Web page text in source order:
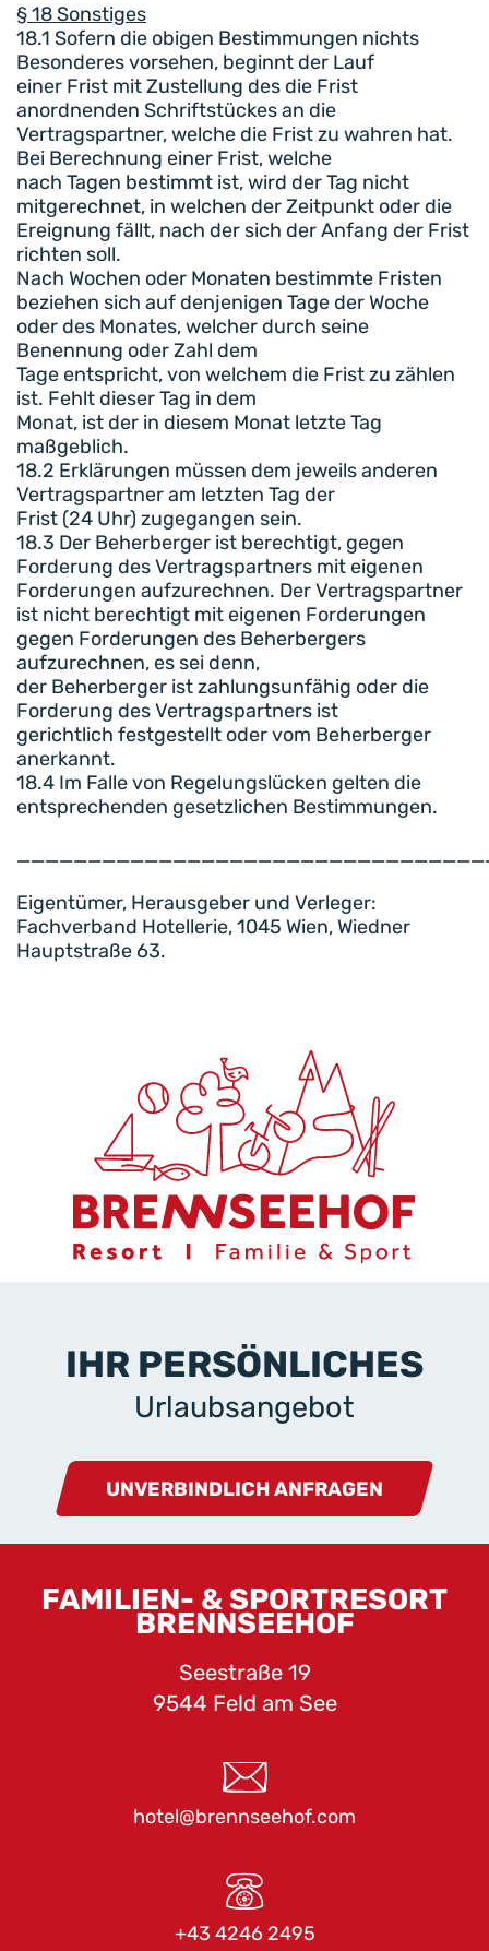
§ 18 Sonstiges
18.1 Sofern die obigen Bestimmungen nichts
Besonderes vorsehen, beginnt der Lauf
einer Frist mit Zustellung des die Frist
anordnenden Schriftstückes an die
Vertragspartner, welche die Frist zu wahren hat.
Bei Berechnung einer Frist, welche
nach Tagen bestimmt ist, wird der Tag nicht
mitgerechnet, in welchen der Zeitpunkt oder die
Ereignung fällt, nach der sich der Anfang der Frist
richten soll.
Nach Wochen oder Monaten bestimmte Fristen
beziehen sich auf denjenigen Tage der Woche
oder des Monates, welcher durch seine
Benennung oder Zahl dem
Tage entspricht, von welchem die Frist zu zählen
ist. Fehlt dieser Tag in dem
Monat, ist der in diesem Monat letzte Tag
maßgeblich.
18.2 Erklärungen müssen dem jeweils anderen
Vertragspartner am letzten Tag der
Frist (24 Uhr) zugegangen sein.
18.3 Der Beherberger ist berechtigt, gegen
Forderung des Vertragspartners mit eigenen
Forderungen aufzurechnen. Der Vertragspartner
ist nicht berechtigt mit eigenen Forderungen
gegen Forderungen des Beherbergers
aufzurechnen, es sei denn,
der Beherberger ist zahlungsunfähig oder die
Forderung des Vertragspartners ist
gerichtlich festgestellt oder vom Beherberger
anerkannt.
18.4 Im Falle von Regelungslücken gelten die
entsprechenden gesetzlichen Bestimmungen.
Eigentümer, Herausgeber und Verleger:
Fachverband Hotellerie, 1045 Wien, Wiedner
Hauptstraße 63.
IHR PERSÖNLICHES
Urlaubsangebot
UNVERBINDLICH ANFRAGEN
FAMILIEN- & SPORTRESORT
BRENNSEEHOF
Seestraße 19
9544 Feld am See
hotel@brennseehof.com
+43 4246 2495